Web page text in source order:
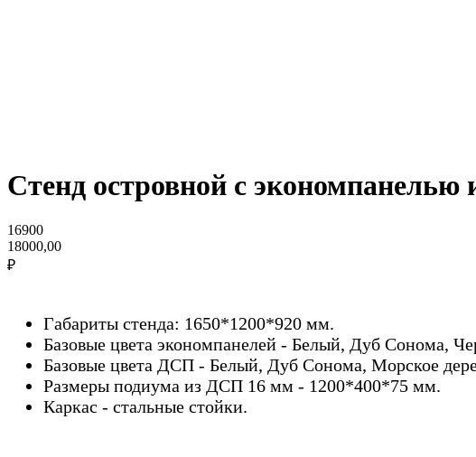
Стенд островной с
16900
18000,00
₽
Габариты стенда: 1650*1200*920 мм.
Базовые цвета экономпанелей - Белый, Дуб Сонома,
Базовые цвета ДСП - Белый, Дуб Сонома, Морское
Размеры подиума из ДСП 16 мм - 1200*400*75 мм.
Каркас - стальные стойки.